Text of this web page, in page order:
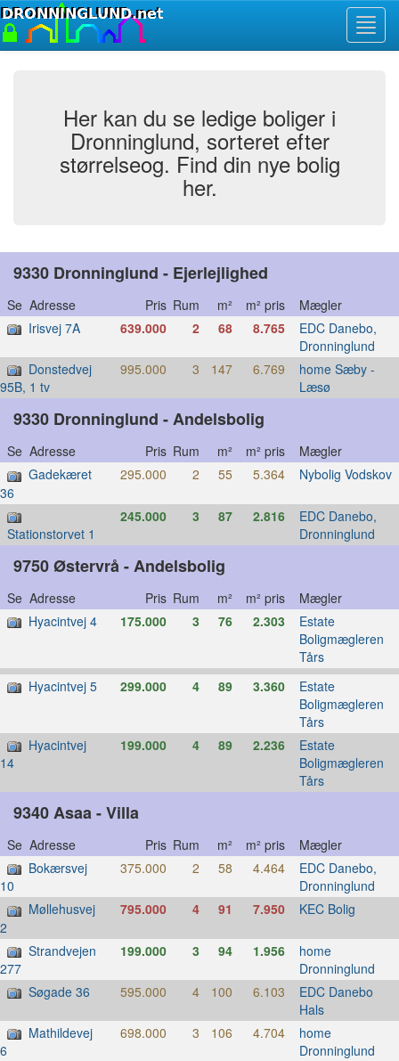
Her kan du se ledige boliger i
Dronninglund, sorteret efter
størrelseog. Find din nye bolig
her.
9330 Dronninglund - Ejerlejlighed
Se Adresse Pris Rum m² m² pris Mægler
Irisvej 7A
639.000 2 68 8.765 EDC Danebo,
Dronninglund
Donstedvej
95B, 1 tv
995.000 3 147 6.769 home Sæby -
Læsø
9330 Dronninglund - Andelsbolig
Se Adresse Pris Rum m² m² pris Mægler
Gadekæret
36
295.000 2 55 5.364 Nybolig Vodskov
Stationstorvet 1
245.000 3 87 2.816 EDC Danebo,
Dronninglund
9750 Østervrå - Andelsbolig
Se Adresse Pris Rum m² m² pris Mægler
Hyacintvej 4
175.000 3 76 2.303 Estate
Boligmægleren
Tårs
Hyacintvej 5
299.000 4 89 3.360 Estate
Boligmægleren
Tårs
Hyacintvej
14
199.000 4 89 2.236 Estate
Boligmægleren
Tårs
9340 Asaa - Villa
Se Adresse Pris Rum m² m² pris Mægler
Bokærsvej
10
375.000 2 58 4.464 EDC Danebo,
Dronninglund
Møllehusvej
2
795.000 4 91 7.950 KEC Bolig
Strandvejen
277
199.000 3 94 1.956 home
Dronninglund
Søgade 36
595.000 4 100 6.103 EDC Danebo
Hals
Mathildevej
6
698.000 3 106 4.704 home
Dronninglund